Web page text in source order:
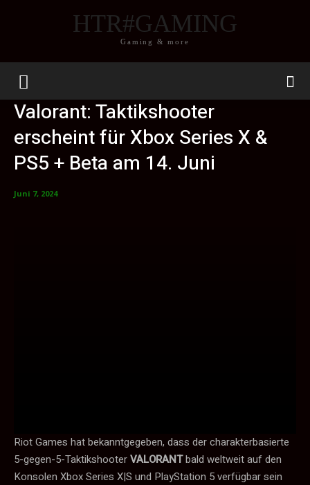
HTR#GAMING
Gaming & more
Valorant: Taktikshooter
erscheint für Xbox Series X &
PS5 + Beta am 14. Juni
Juni 7, 2024
Riot Games hat bekanntgegeben, dass der charakterbasierte
5-gegen-5-TaktikshooterVALORANTbald weltweit auf den
Konsolen Xbox Series X|S und PlayStation 5 verfügbar sein